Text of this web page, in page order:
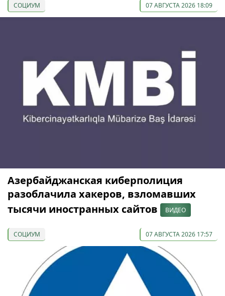
СОЦИУМ 07 АВГУСТА 2026 18:09
Азербайджанская киберполиция
разоблачила хакеров, взломавших
тысячи иностранных сайтов
ВИДЕО
СОЦИУМ 07 АВГУСТА 2026 17:57